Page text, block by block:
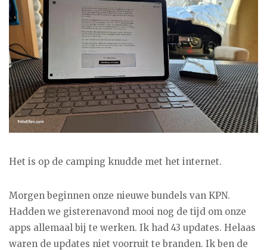
Het is op de camping knudde met het internet.
Morgen beginnen onze nieuwe bundels van KPN.
Hadden we gisterenavond mooi nog de tijd om onze
apps allemaal bij te werken. Ik had 43 updates. Helaas
waren de updates niet voorruit te branden. Ik ben de